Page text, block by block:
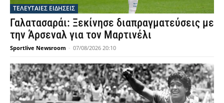
ΤΕΛΕΥΤΑΙΕΣ ΕΙΔΗΣΕΙΣ
Γαλατασαράι: Ξεκίνησε διαπραγματεύσεις με
την Άρσεναλ για τον Μαρτινέλι
Sportlive Newsroom - 07/08/2026 20:10